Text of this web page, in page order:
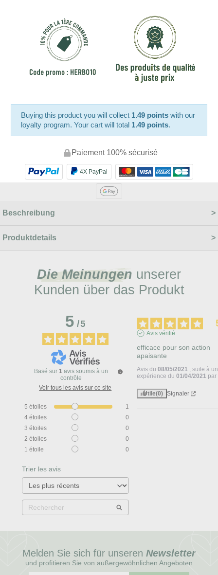
Buying this product you will collect 1.49 points with our
loyalty program. Your cart will total 1.49 points.
Paiement 100% sécurisé
4X PayPal
Beschreibung
Produktdetails
Die Meinungen unserer
Kunden über das Produkt
5/5
Basé sur 1 avis soumis à un
contrôle
Voir tous les avis sur ce site
5 étoiles
1
4 étoiles
0
3 étoiles
0
2 étoiles
0
1 étoile 0
Trier les avis
Avis vérifié
efficace pour son action
apaisante
Avis du08/05/2021 , suite à
expérience du01/04/2021 par
Utile(0) Signaler
Melden Sie sich für unseren Newsletter
und profitieren Sie von außergewöhnlichen Angeboten